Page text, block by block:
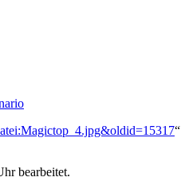
“
bearbeitet.